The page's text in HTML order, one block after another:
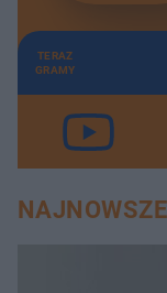
TERAZ
GRAMY